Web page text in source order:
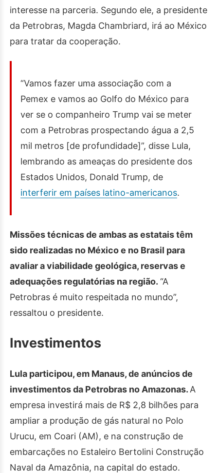
interesse na parceria. Segundo ele, a presidente
da Petrobras, Magda Chambriard, irá ao México
para tratar da cooperação.
“Vamos fazer uma associação com a
Pemex e vamos ao Golfo do México para
ver se o companheiro Trump vai se meter
com a Petrobras prospectando água a 2,5
mil metros [de profundidade]”, disse Lula,
lembrando as ameaças do presidente dos
Estados Unidos, Donald Trump, de
interferir em países latino-americanos.
Missões técnicas de ambas as estatais têm
sido realizadas no México e no Brasil para
avaliar a viabilidade geológica, reservas e
adequações regulatórias na região. “A
Petrobras é muito respeitada no mundo”,
ressaltou o presidente.
Investimentos
Lula participou, em Manaus, de anúncios de
investimentos da Petrobras no Amazonas. A
empresa investirá mais de R$ 2,8 bilhões para
ampliar a produção de gás natural no Polo
Urucu, em Coari (AM), e na construção de
embarcações no Estaleiro Bertolini Construção
Naval da Amazônia, na capital do estado.